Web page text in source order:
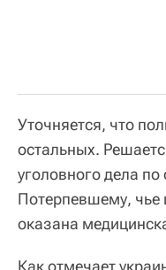
Уточняется, что
остальных.
уголовного дела по
Потерпевшему, чье
оказана
Как отмечает